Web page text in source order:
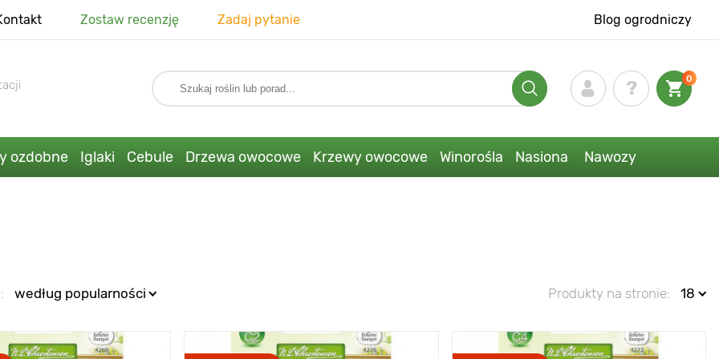
Zostaw recenzję Zadaj pytanie Blog ogrodniczy
0
ozdobne Iglaki Cebule Drzewa owocowe Krzewy owocowe Winorośla Nasiona Nawozy
według popularności Produkty na stronie: 18